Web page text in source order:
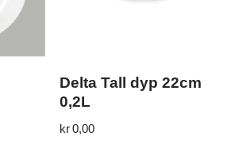
Delta Tall dyp 22cm
0,2L
kr0,00